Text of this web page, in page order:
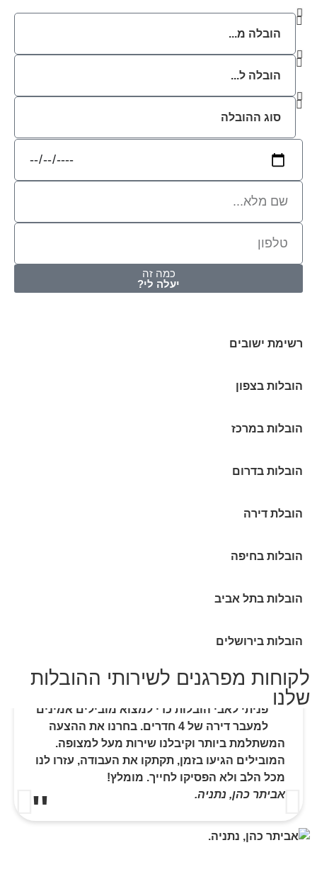
כמה זה
יעלה לי?
רשימת ישובים
הובלות בצפון
הובלות במרכז
הובלות בדרום
הובלת דירה
הובלות בחיפה
הובלות בתל אביב
הובלות בירושלים
לקוחות מפרגנים לשירותי ההובלות
שלנו
פניתי לאבי הובלות כדי למצוא מובילים אמינים
למעבר דירה של 4 חדרים. בחרנו את ההצעה
המשתלמת ביותר וקיבלנו שירות מעל למצופה.
המובילים הגיעו בזמן, תקתקו את העבודה, עזרו לנו
מכל הלב ולא הפסיקו לחייך. מומלץ!
אביתר כהן, נתניה.